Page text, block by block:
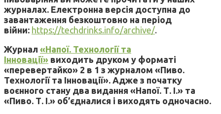
журналах. Електронна версія доступна до
завантаження безкоштовно на період
війни: https://techdrinks.info/archive/.
Журнал «Напої. Технології та
Інновації» виходить друком у форматі
«перевертайко» 2 в 1 з журналом «Пиво.
Технології та Інновації». Адже з початку
воєнного стану два видання «Напої. Т. І.» та
«Пиво. Т. І.» об’єдналися і виходять одночасно.